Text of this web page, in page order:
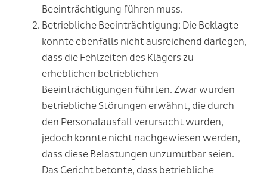
Beeinträchtigung führen muss.
Betriebliche Beeinträchtigung: Die Beklagte
konnte ebenfalls nicht ausreichend darlegen,
dass die Fehlzeiten des Klägers zu
erheblichen betrieblichen
Beeinträchtigungen führten. Zwar wurden
betriebliche Störungen erwähnt, die durch
den Personalausfall verursacht wurden,
jedoch konnte nicht nachgewiesen werden,
dass diese Belastungen unzumutbar seien.
Das Gericht betonte, dass betriebliche